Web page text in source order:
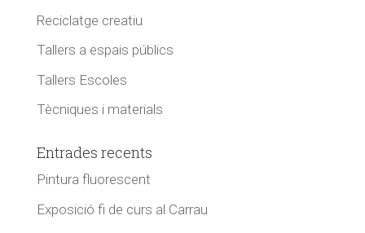
Reciclatge creatiu
Tallers a espais públics
Tallers Escoles
Tècniques i materials
Entrades recents
Pintura fluorescent
Exposició fi de curs al Carrau